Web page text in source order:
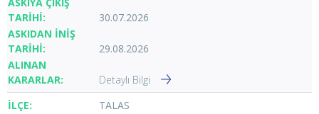
30.07.2026
29.08.2026
Detaylı Bilgi
TALAS